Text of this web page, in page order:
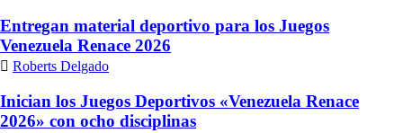
Entregan material deportivo para los Juegos
Venezuela Renace 2026
Roberts Delgado
Inician los Juegos Deportivos «Venezuela Renace
2026» con ocho disciplinas